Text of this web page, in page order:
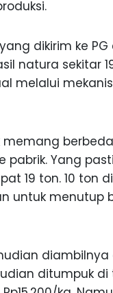
dikirim ke
natura sekitar
melalui
memang
Yang
19 ton. 10 ton
untuk menutup
diambilnya
ditumpuk di